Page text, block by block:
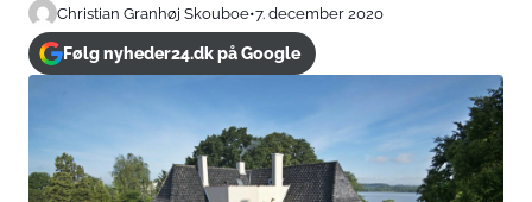
Christian Granhøj Skouboe•7. december 2020
Følg nyheder24.dk på Google